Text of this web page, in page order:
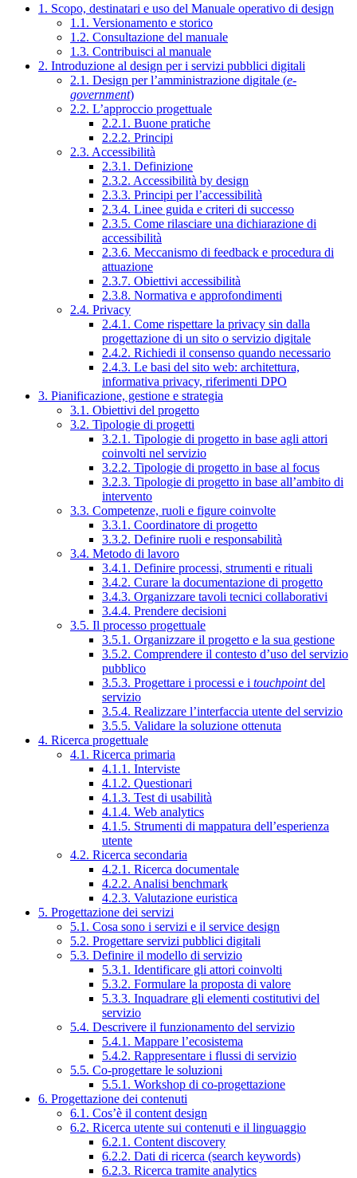
1. Scopo, destinatari e uso del Manuale operativo di design
1.1. Versionamento e storico
1.2. Consultazione del manuale
1.3. Contribuisci al manuale
2. Introduzione al design per i servizi pubblici digitali
2.1. Design per l’amministrazione digitale (e-
government)
2.2. L’approccio progettuale
2.2.1. Buone pratiche
2.2.2. Principi
2.3. Accessibilità
2.3.1. Definizione
2.3.2. Accessibilità by design
2.3.3. Principi per l’accessibilità
2.3.4. Linee guida e criteri di successo
2.3.5. Come rilasciare una dichiarazione di
accessibilità
2.3.6. Meccanismo di feedback e procedura di
attuazione
2.3.7. Obiettivi accessibilità
2.3.8. Normativa e approfondimenti
2.4. Privacy
2.4.1. Come rispettare la privacy sin dalla
progettazione di un sito o servizio digitale
2.4.2. Richiedi il consenso quando necessario
2.4.3. Le basi del sito web: architettura,
informativa privacy, riferimenti DPO
3. Pianificazione, gestione e strategia
3.1. Obiettivi del progetto
3.2. Tipologie di progetti
3.2.1. Tipologie di progetto in base agli attori
coinvolti nel servizio
3.2.2. Tipologie di progetto in base al focus
3.2.3. Tipologie di progetto in base all’ambito di
intervento
3.3. Competenze, ruoli e figure coinvolte
3.3.1. Coordinatore di progetto
3.3.2. Definire ruoli e responsabilità
3.4. Metodo di lavoro
3.4.1. Definire processi, strumenti e rituali
3.4.2. Curare la documentazione di progetto
3.4.3. Organizzare tavoli tecnici collaborativi
3.4.4. Prendere decisioni
3.5. Il processo progettuale
3.5.1. Organizzare il progetto e la sua gestione
3.5.2. Comprendere il contesto d’uso del servizio
pubblico
3.5.3. Progettare i processi e i touchpointdel
servizio
3.5.4. Realizzare l’interfaccia utente del servizio
3.5.5. Validare la soluzione ottenuta
4. Ricerca progettuale
4.1. Ricerca primaria
4.1.1. Interviste
4.1.2. Questionari
4.1.3. Test di usabilità
4.1.4. Web analytics
4.1.5. Strumenti di mappatura dell’esperienza
utente
4.2. Ricerca secondaria
4.2.1. Ricerca documentale
4.2.2. Analisi benchmark
4.2.3. Valutazione euristica
5. Progettazione dei servizi
5.1. Cosa sono i servizi e il service design
5.2. Progettare servizi pubblici digitali
5.3. Definire il modello di servizio
5.3.1. Identificare gli attori coinvolti
5.3.2. Formulare la proposta di valore
5.3.3. Inquadrare gli elementi costitutivi del
servizio
5.4. Descrivere il funzionamento del servizio
5.4.1. Mappare l’ecosistema
5.4.2. Rappresentare i flussi di servizio
5.5. Co-progettare le soluzioni
5.5.1. Workshop di co-progettazione
6. Progettazione dei contenuti
6.1. Cos’è il content design
6.2. Ricerca utente sui contenuti e il linguaggio
6.2.1. Content discovery
6.2.2. Dati di ricerca (search keywords)
6.2.3. Ricerca tramite analytics